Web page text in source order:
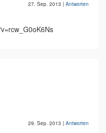
27. Sep. 2013 | Antworten
29. Sep. 2013 | Antworten